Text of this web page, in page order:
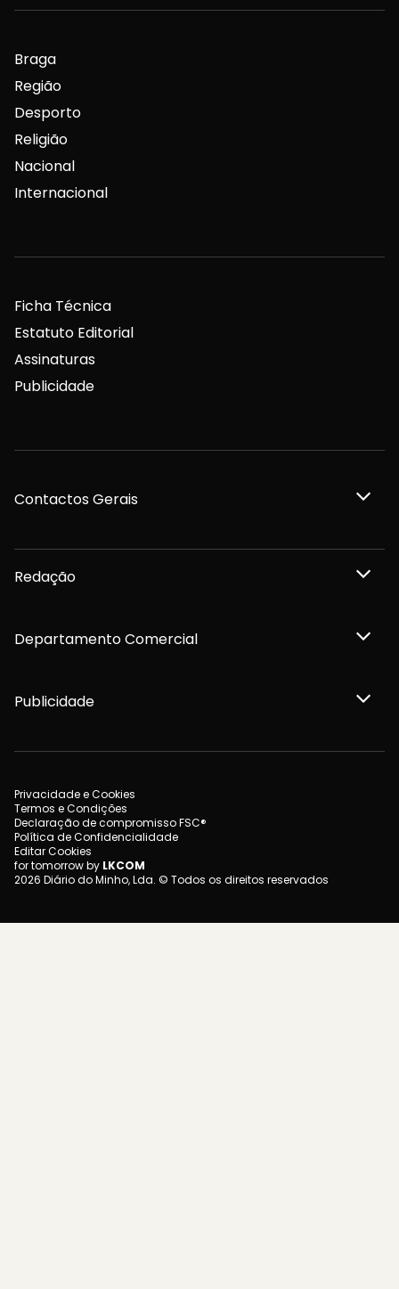
Braga
Região
Desporto
Religião
Nacional
Internacional
Ficha Técnica
Estatuto Editorial
Assinaturas
Publicidade
Contactos Gerais
Redação
Departamento Comercial
Publicidade
Privacidade e Cookies
Termos e Condições
Declaração de compromisso FSC®
Política de Confidencialidade
Editar Cookies
for tomorrow by LKCOM
2026 Diário do Minho, Lda. © Todos os direitos reservados